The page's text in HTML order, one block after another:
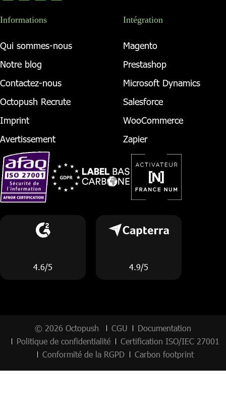
Informations
Qui sommes-nous
Notre blog
Contactez-nous
Octopush Recrute
Imprint
Avertissement
Intégration
Magento
Prestashop
Microsoft Dynamics
Salesforce
WooCommerce
Zapier
4.6/5 4.9/5
© 2026 Octopush CGU
Documentation
Politique de confidentialité
Certification ISO/IEC 27001
Conformité de la RGPD
Carbon footprint